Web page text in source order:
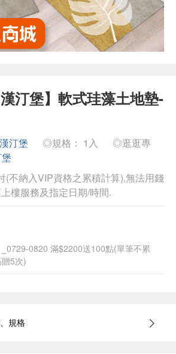
汀堡】軟式珪藻土地墊-
汀堡 ◎規格： 1入
◎逛逛專
(不納入VIP資格之累積計算),無法用錢
樓服務及指定日期/時間.
_0729-0820 滿$2200送100點(單筆不累
5次)
規格